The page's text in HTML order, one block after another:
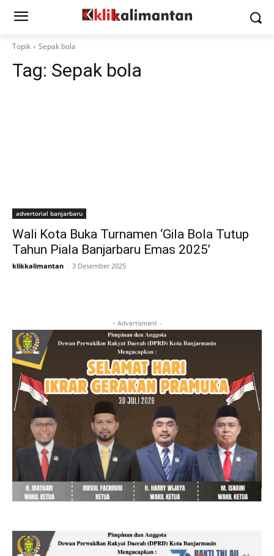
Topik Sepak bola
Tag: Sepak bola
advertorial banjarbaru
Wali Kota Buka Turnamen ‘Gila Bola Tutup
Tahun Piala Banjarbaru Emas 2025’
klikkalimantan - 3 Desember 2025
- Advertisment -